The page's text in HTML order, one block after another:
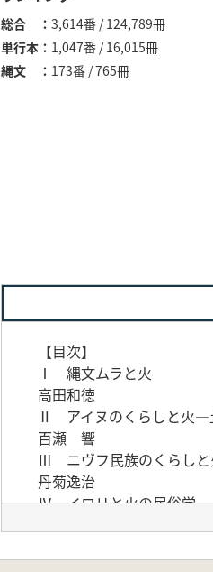
総合
3,614番 / 124,789冊
単行本
1,047番 / 16,015冊
縄文
173番 / 765冊
【目次】
Ⅰ 縄文ムラと火
高田和徳
Ⅱ アイヌのくらしと火―
百瀬 響
Ⅲ ニヴフ民族のくらしと
丹菊逸治
Ⅳ イロリと火の民俗学
おかむらみちお